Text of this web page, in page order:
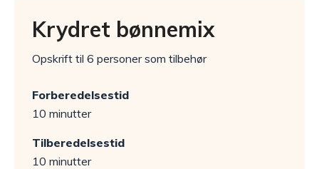
Krydret bønnemix
Opskrift til 6 personer som tilbehør
Forberedelsestid
10 minutter
Tilberedelsestid
10 minutter